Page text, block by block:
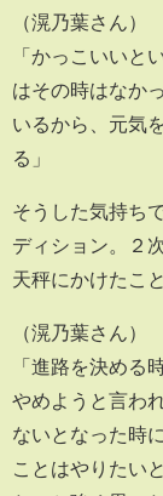
（滉乃葉さん）
「かっこいいと
はその時はなか
いるから、元気
る」
そうした気持ち
ディション。２
天秤にかけたこ
（滉乃葉さん）
「進路を決める
やめようと言わ
ないとなった時
ことはやりたい